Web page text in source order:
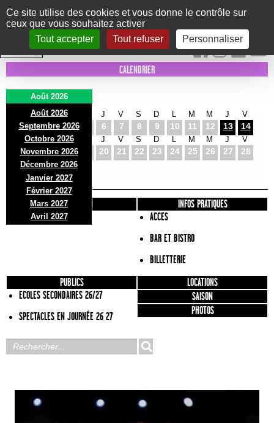
Panneau de gestion des cookies
Ce site utilise des cookies et vous donne le contrôle sur
ceux que vous souhaitez activer
Tout accepter
Tout refuser Personnaliser
Le Marni
CONCERTS DANSE/CIRQUE THÉÂTRE KIDS EXPOS EVENTS
INTRA MUROS
CALENDRIER
Août 2026
Août 2026
Septembre 2026
Octobre 2026
Novembre 2026
Décembre 2026
Janvier 2027
Février 2027
Mars 2027
Avril 2027
D
2
L
3
M
4
J
6
V
7
S
8
D
9 10
M
11
M
12
J
13
V
14
D
16
L
17
M
18
J
20
V
21
S
22
D
23 24
M
25
M
26
J
27
V
28
D
30
L
31
PRÉSENTATION
INFOS PRATIQUES
ACCES
BAR ET BISTRO
BILLETTERIE
PUBLICS
ECOLES SECONDAIRES 26/27
SPECTACLES EN JOURNÉE 26 27
LOCATIONS
SAISON
PHOTOS